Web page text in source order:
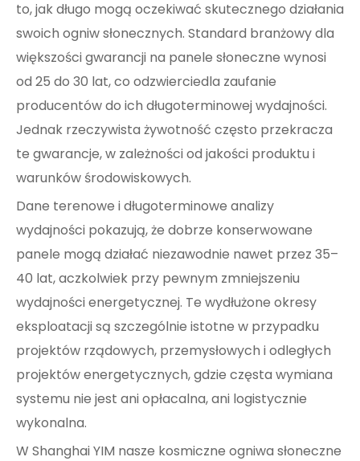
to, jak długo mogą oczekiwać skutecznego działania
swoich ogniw słonecznych. Standard branżowy dla
większości gwarancji na panele słoneczne wynosi
od 25 do 30 lat, co odzwierciedla zaufanie
producentów do ich długoterminowej wydajności.
Jednak rzeczywista żywotność często przekracza
te gwarancje, w zależności od jakości produktu i
warunków środowiskowych.
Dane terenowe i długoterminowe analizy
wydajności pokazują, że dobrze konserwowane
panele mogą działać niezawodnie nawet przez 35–
40 lat, aczkolwiek przy pewnym zmniejszeniu
wydajności energetycznej. Te wydłużone okresy
eksploatacji są szczególnie istotne w przypadku
projektów rządowych, przemysłowych i odległych
projektów energetycznych, gdzie częsta wymiana
systemu nie jest ani opłacalna, ani logistycznie
wykonalna.
W Shanghai YIM nasze kosmiczne ogniwa słoneczne